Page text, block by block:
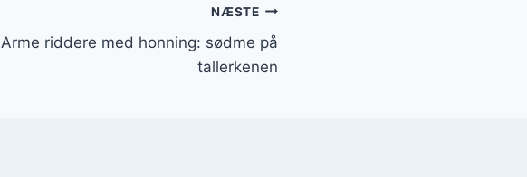
NÆSTE
Arme riddere med honning: sødme på
tallerkenen